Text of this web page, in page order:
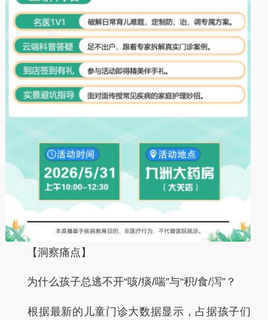
【洞察痛点】
为什么孩子总逃不开“咳/痰/喘”与“积/食/泻”？
根据最新的儿童门诊大数据显示，占据孩子们